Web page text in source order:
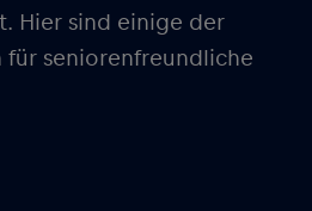
Hier sind einige der
für seniorenfreundliche